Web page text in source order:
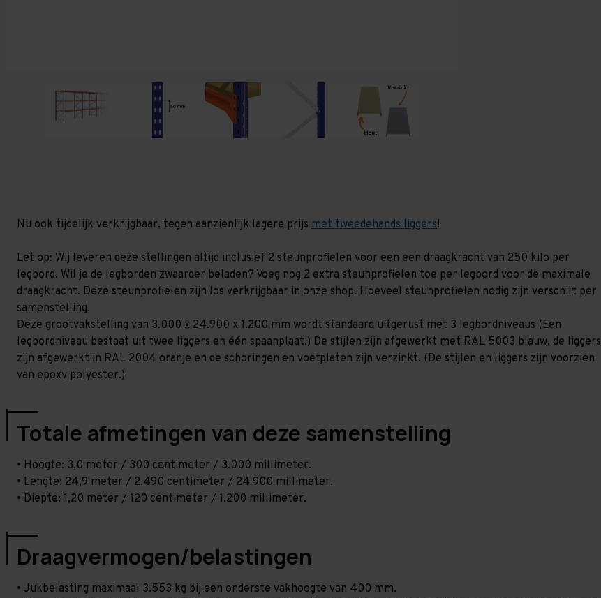
Nu ook tijdelijk verkrijgbaar, tegen aanzienlijk lagere prijs met tweedehands liggers!
Let op: Wij leveren deze stellingen altijd inclusief 2 steunprofielen voor een een draagkracht van 250 kilo per
legbord. Wil je de legborden zwaarder beladen? Voeg nog 2 extra steunprofielen toe per legbord voor de maximale
draagkracht. Deze steunprofielen zijn los verkrijgbaar in onze shop. Hoeveel steunprofielen nodig zijn verschilt per
samenstelling.
Deze grootvakstelling van 3.000 x 24.900 x 1.200 mm wordt standaard uitgerust met 3 legbordniveaus (Een
legbordniveau bestaat uit twee liggers en één spaanplaat.) De stijlen zijn afgewerkt met RAL 5003 blauw, de liggers
zijn afgewerkt in RAL 2004 oranje en de schoringen en voetplaten zijn verzinkt. (De stijlen en liggers zijn voorzien
van epoxy polyester.)
Totale afmetingen van deze samenstelling
• Hoogte: 3,0 meter / 300 centimeter / 3.000 millimeter.
• Lengte: 24,9 meter / 2.490 centimeter / 24.900 millimeter.
• Diepte: 1,20 meter / 120 centimeter / 1.200 millimeter.
Draagvermogen/belastingen
• Jukbelasting maximaal 3.553 kg bij een onderste vakhoogte van 400 mm.